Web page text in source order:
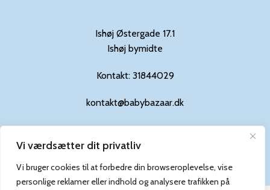
Vi værdsætter dit privatliv
Vi bruger cookies til at forbedre din browseroplevelse, vise
personlige reklamer eller indhold og analysere trafikken på
Ishøj Østergade 17.1
Ishøj bymidte
Kontakt: 31844029
kontakt@babybazaar.dk